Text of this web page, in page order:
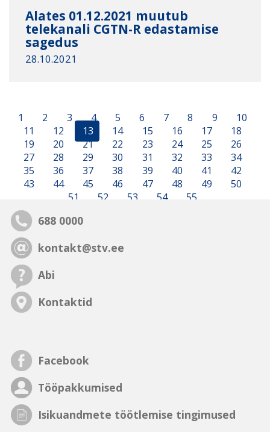
Alates 01.12.2021 muutub
telekanali CGTN-R edastamise
sagedus
28.10.2021
1 2 3 4 5 6 7 8 9
10
11
12 13 14 15 16 17
18
19
20 21 22 23 24 25
26
27
28 29 30 31 32 33
34
35
36 37 38 39 40 41
42
43
44 45 46 47 48 49
50
51
52 53 54 55
688 0000
kontakt@stv.ee
Abi
Kontaktid
Facebook
Tööpakkumised
Isikuandmete töötlemise tingimused